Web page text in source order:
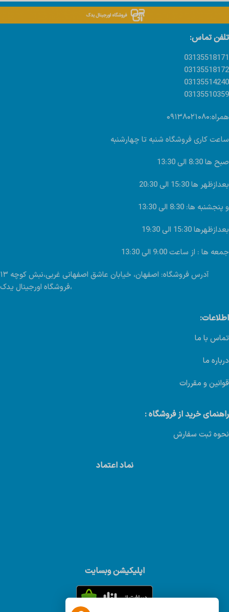
تلفن تماس:
03135518171
03135518172
03135514240
03135510359
همراه:۰۹۱۳۸۰۲۱۰۸۰
ساعت کاری فروشگاه شنبه تا چهارشنبه
صبح ها 8:30 الی 13:30
بعدازظهر ها 15:30 الی 20:30
و پنجشنبه ها: 8:30 الی 13:30
بعدازظهرها 15:30 الی 19:30
جمعه ها : از ساعت 9:00 الی 13:30
آدرس فروشگاه: اصفهان، خیابان عاشق اصفهانی غربی،نبش کوچه ۱۳
،فروشگاه اورجینال یدک
اطلاعات:
تماس با ما
درباره ما
قوانین و مقررات
راهنمای خرید از فروشگاه :
نحوه ثبت سفارش
نماد اعتماد
اپلیکیشن وبسایت